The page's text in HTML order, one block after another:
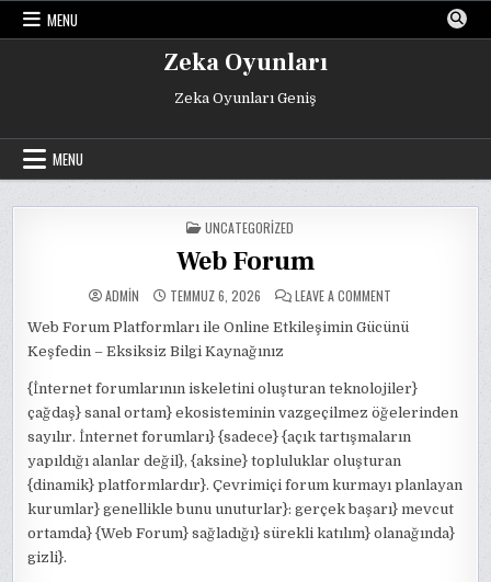
Skip
MENU
Zeka Oyunları
Zeka Oyunları Geniş
MENU
POSTED
IN
UNCATEGORIZED
Web Forum
ADMIN TEMMUZ 6, 2026 LEAVE A COMMENT
FORUM
Web Forum Platformları ile Online Etkileşimin Gücünü
Keşfedin – Eksiksiz Bilgi Kaynağınız
{İnternet forumlarının iskeletini oluşturan teknolojiler}
çağdaş} sanal ortam} ekosisteminin vazgeçilmez öğelerinden
sayılır. İnternet forumları} {sadece} {açık tartışmaların
yapıldığı alanlar değil}, {aksine} topluluklar oluşturan
{dinamik} platformlardır}. Çevrimiçi forum kurmayı planlayan
kurumlar} genellikle bunu unuturlar}: gerçek başarı} mevcut
ortamda} {Web Forum} sağladığı} sürekli katılım} olanağında}
gizli}.